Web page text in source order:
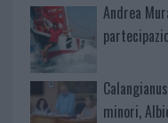
Andrea
minori,